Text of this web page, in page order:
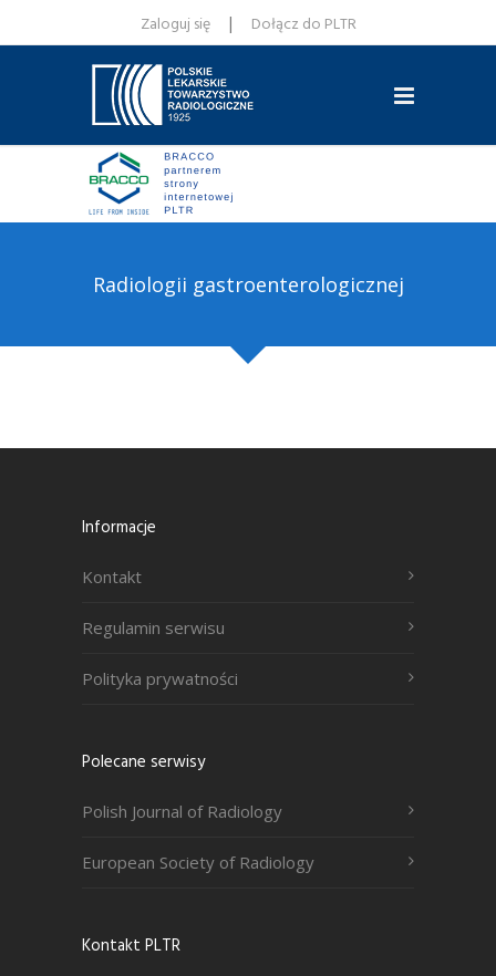
Zaloguj się | Dołącz do PLTR
Radiologii gastroenterologicznej
Informacje
Kontakt
Regulamin serwisu
Polityka prywatności
Polecane serwisy
Polish Journal of Radiology
European Society of Radiology
Kontakt PLTR